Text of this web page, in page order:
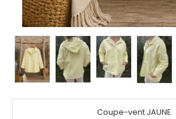
Coupe-vent JAUNE